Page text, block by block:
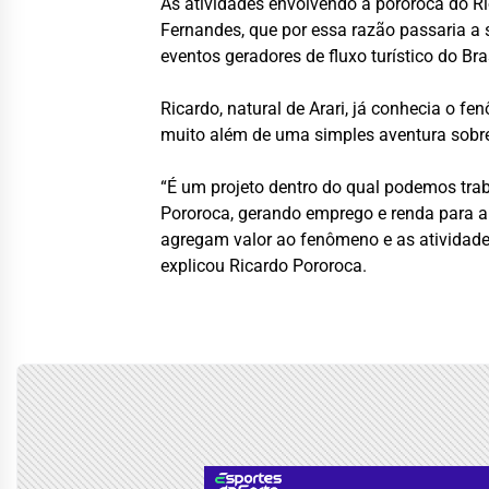
As atividades envolvendo a pororoca do
Fernandes, que por essa razão passaria
eventos geradores de fluxo turístico do
Ricardo, natural de Arari, já conhecia o
muito além de uma simples aventura
“É um projeto dentro do qual podemos
Pororoca, gerando emprego e renda
agregam valor ao fenômeno e as
explicou Ricardo Pororoca.